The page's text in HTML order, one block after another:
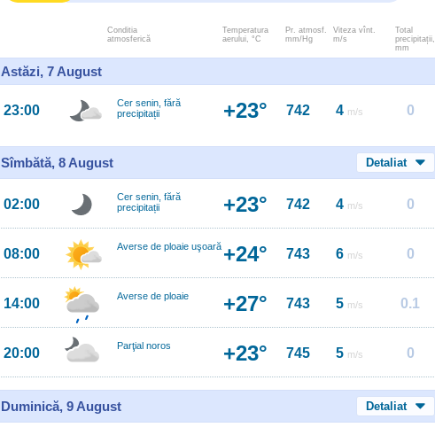
Conditia
atmosferică
Temperatura
aerului, °C
Pr. atmosf.
mm/Hg
Viteza vînt.
m/s
Total
precipitații,
mm
Astăzi, 7 August
23:00
Cer senin, fără
precipitații
+23° 742 4 m/s 0
Sîmbătă, 8 August Detaliat
02:00
Cer senin, fără
precipitații
+23° 742 4 m/s 0
08:00 Averse de ploaie uşoară +24° 743 6 m/s 0
14:00 Averse de ploaie +27° 743 5 m/s 0.1
20:00 Parţial noros +23° 745 5 m/s 0
Duminică, 9 August Detaliat